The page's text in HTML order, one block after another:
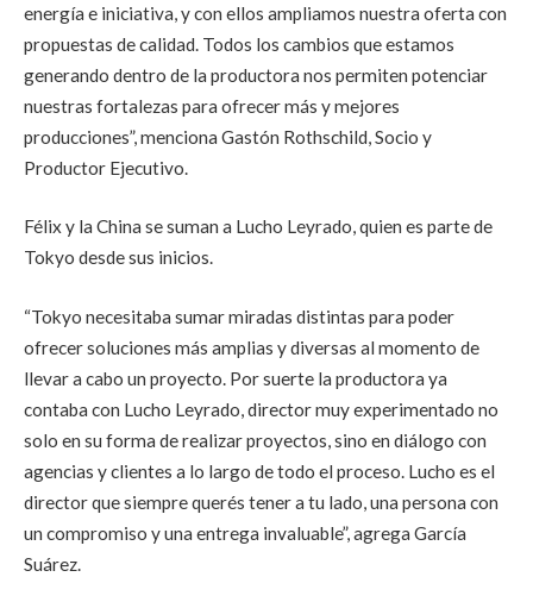
energía e iniciativa, y con ellos ampliamos nuestra oferta con
propuestas de calidad. Todos los cambios que estamos
generando dentro de la productora nos permiten potenciar
nuestras fortalezas para ofrecer más y mejores
producciones”, menciona Gastón Rothschild, Socio y
Productor Ejecutivo.
Félix y la China se suman a Lucho Leyrado, quien es parte de
Tokyo desde sus inicios.
“Tokyo necesitaba sumar miradas distintas para poder
ofrecer soluciones más amplias y diversas al momento de
llevar a cabo un proyecto. Por suerte la productora ya
contaba con Lucho Leyrado, director muy experimentado no
solo en su forma de realizar proyectos, sino en diálogo con
agencias y clientes a lo largo de todo el proceso. Lucho es el
director que siempre querés tener a tu lado, una persona con
un compromiso y una entrega invaluable”, agrega García
Suárez.